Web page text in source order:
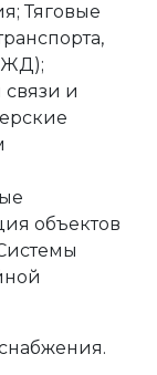
Тяговые
связи и
объектов